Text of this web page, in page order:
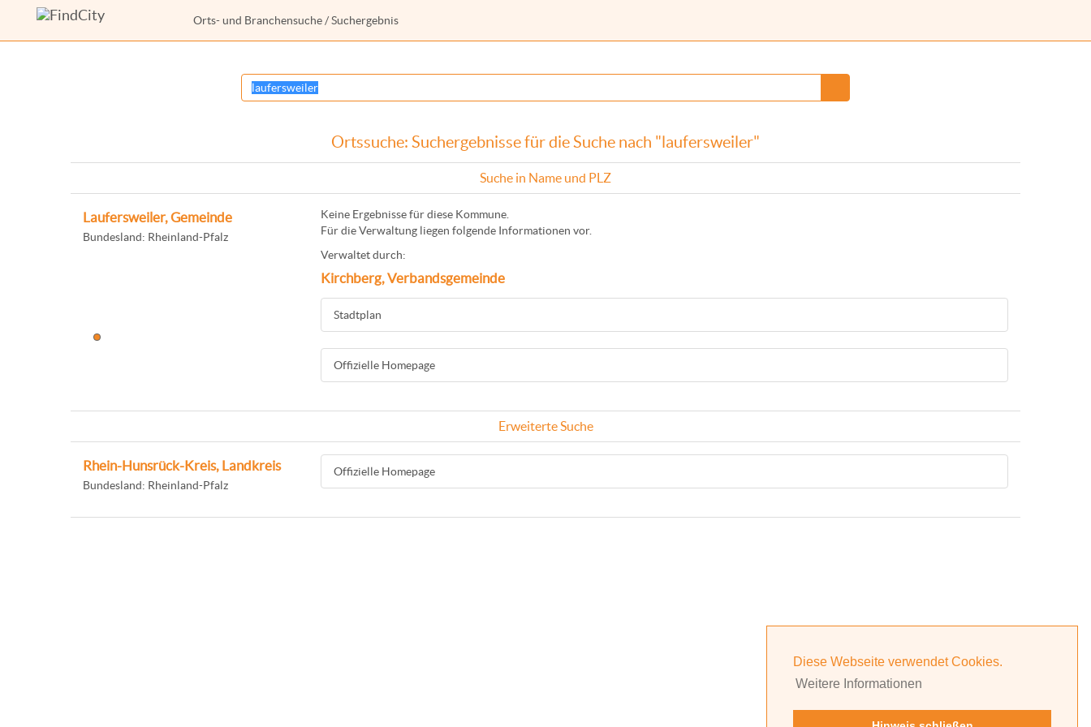
Diese Webseite verwendet Cookies.
Weitere Informationen
Orts- und Branchensuche / Suchergebnis
Ortssuche: Suchergebnisse für die Suche nach "laufersweiler"
Suche in Name und PLZ
Laufersweiler, Gemeinde
Bundesland: Rheinland-Pfalz
Keine Ergebnisse für diese Kommune.
Für die Verwaltung liegen folgende Informationen vor.
Verwaltet durch:
Kirchberg, Verbandsgemeinde
Stadtplan
Offizielle Homepage
Erweiterte Suche
Rhein-Hunsrück-Kreis, Landkreis
Bundesland: Rheinland-Pfalz
Offizielle Homepage